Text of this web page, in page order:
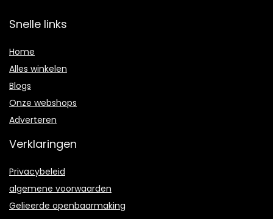
Snelle links
Home
Alles winkelen
Blogs
Onze webshops
Adverteren
Verklaringen
Privacybeleid
algemene voorwaarden
Gelieerde openbaarmaking